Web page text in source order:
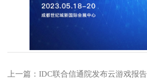
上一篇：IDC联合信通院发布云游戏报